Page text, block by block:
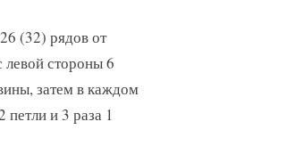
(32) рядов от
левой стороны 6
затем в каждом
петли и 3 раза 1